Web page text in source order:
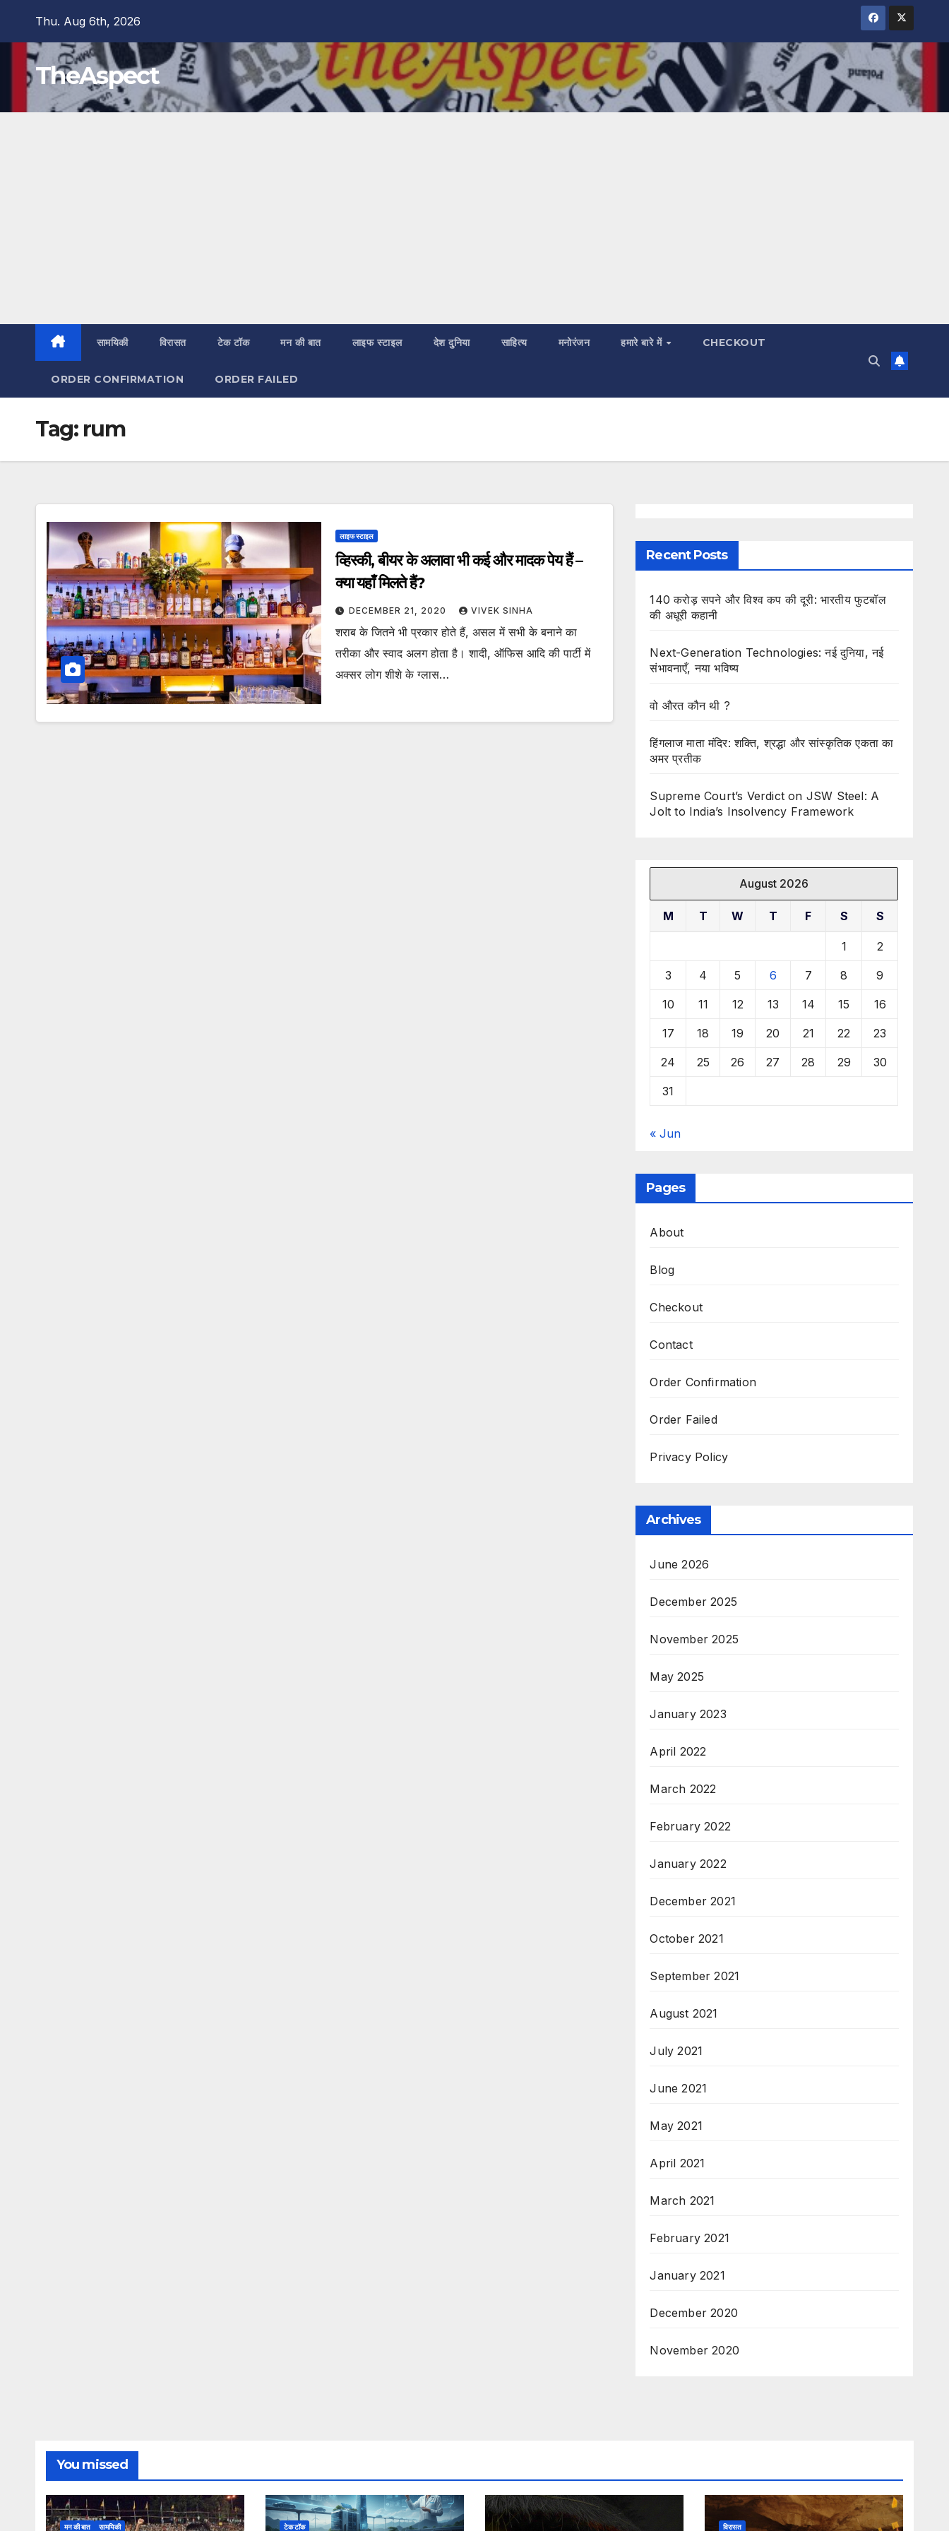
content
Thu. Aug 6th, 2026
TheAspect
सामयिकी विरासत टेक टॉक मन की बात लाइफ स्टाइल देश दुनिया साहित्य मनोरंजन हमारे बारे में CHECKOUT
ORDER CONFIRMATION ORDER FAILED
Tag: rum
लाइफ स्टाइल
व्हिस्की, बीयर के अलावा भी कई और मादक पेय हैं –
क्या यहाँ मिलते हैं?
DECEMBER 21, 2020 VIVEK SINHA
शराब के जितने भी प्रकार होते हैं, असल में सभी के बनाने का
तरीका और स्वाद अलग होता है। शादी, ऑफिस आदि की पार्टी में
अक्सर लोग शीशे के ग्लास…
Recent Posts
140 करोड़ सपने और विश्व कप की दूरी: भारतीय फुटबॉल
की अधूरी कहानी
Next-Generation Technologies: नई दुनिया, नई
संभावनाएँ, नया भविष्य
वो औरत कौन थी ?
हिंगलाज माता मंदिर: शक्ति, श्रद्धा और सांस्कृतिक एकता का
अमर प्रतीक
Supreme Court’s Verdict on JSW Steel: A
Jolt to India’s Insolvency Framework
August 2026
M T W T F S S
1 2
3 4 5 6 7 8 9
10 11 12 13 14 15 16
17 18 19 20 21 22 23
24 25 26 27 28 29 30
31
« Jun
Pages
About
Blog
Checkout
Contact
Order Confirmation
Order Failed
Privacy Policy
Archives
June 2026
December 2025
November 2025
May 2025
January 2023
April 2022
March 2022
February 2022
January 2022
December 2021
October 2021
September 2021
August 2021
July 2021
June 2021
May 2021
April 2021
March 2021
February 2021
January 2021
December 2020
November 2020
You missed
मन की बात सामयिकी टेक टॉक विरासत